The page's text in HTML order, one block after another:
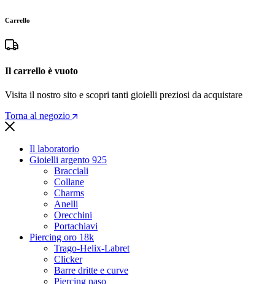
Carrello
Il carrello è vuoto
Visita il nostro sito e scopri tanti gioielli preziosi da acquistare
Torna al negozio
Il laboratorio
Gioielli argento 925
Bracciali
Collane
Charms
Anelli
Orecchini
Portachiavi
Piercing oro 18k
Trago-Helix-Labret
Clicker
Barre dritte e curve
Piercing naso